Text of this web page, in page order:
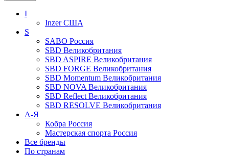
I
InzerСША
S
SABO Россия
SBD Великобритания
SBD ASPIRE Великобритания
SBD FORGE Великобритания
SBD Momentum Великобритания
SBD NOVA Великобритания
SBD Reflect Великобритания
SBD RESOLVE Великобритания
А-Я
Кобра Россия
Мастерская спорта Россия
Все бренды
По странам